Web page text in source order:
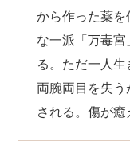
から作った薬を
な一派「万毒
る。ただ一人
両腕両目を失
される。傷が